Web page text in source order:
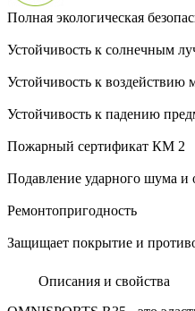
Полная экологическая
Устойчивость к солнечным
Устойчивость к
Устойчивость к падению
Пожарный сертификат КМ 2
Подавление ударного шума и
Ремонтопригодность
Защищает покрытие и
Описания и свойства